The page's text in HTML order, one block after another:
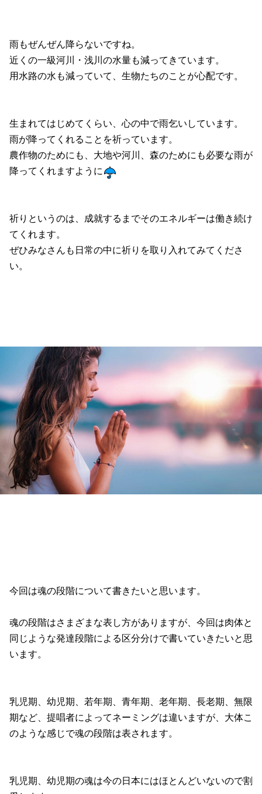
雨もぜんぜん降らないですね。
近くの一級河川・浅川の水量も減ってきています。
用水路の水も減っていて、生物たちのことが心配です。
生まれてはじめてくらい、心の中で雨乞いしています。
雨が降ってくれることを祈っています。
農作物のためにも、大地や河川、森のためにも必要な雨が
降ってくれますように
祈りというのは、成就するまでそのエネルギーは働き続け
てくれます。
ぜひみなさんも日常の中に祈りを取り入れてみてくださ
い。
今回は魂の段階について書きたいと思います。
魂の段階はさまざまな表し方がありますが、今回は肉体と
同じような発達段階による区分分けで書いていきたいと思
います。
乳児期、幼児期、若年期、青年期、老年期、長老期、無限
期など、提唱者によってネーミングは違いますが、大体こ
のような感じで魂の段階は表されます。
乳児期、幼児期の魂は今の日本にはほとんどいないので割